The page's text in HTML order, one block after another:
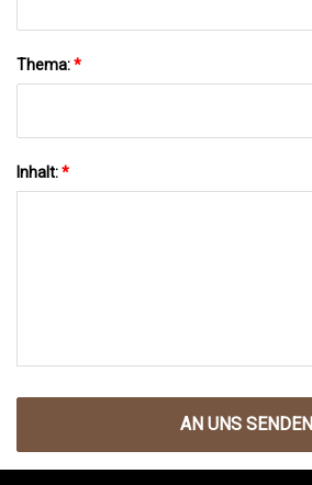
Thema:*
Inhalt:*
AN UNS SENDEN